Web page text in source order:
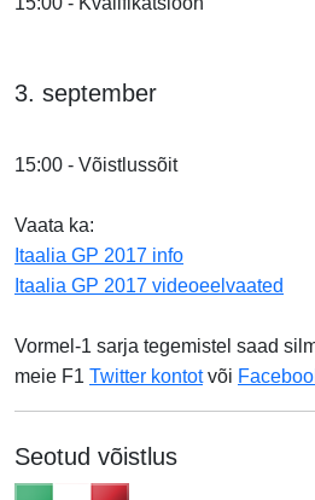
3. september
15:00 - Võistlussõit
Vaata ka:
Itaalia GP 2017 info
Itaalia GP 2017 videoeelvaated
Vormel-1 sarja tegemistel saad
meie F1 Twitter kontotvõi
Seotud võistlus